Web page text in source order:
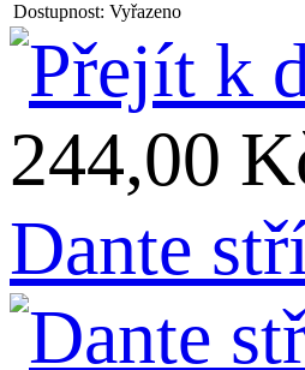
Dostupnost: Vyřazeno
244,00
Dante